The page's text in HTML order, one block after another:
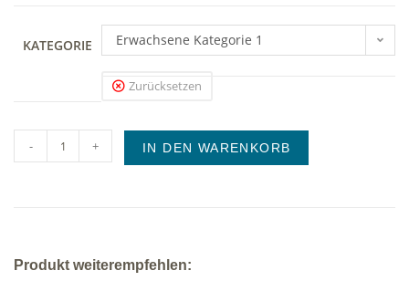
KATEGORIE Erwachsene Kategorie 1
Zurücksetzen
- + IN DEN WARENKORB
Produkt weiterempfehlen: